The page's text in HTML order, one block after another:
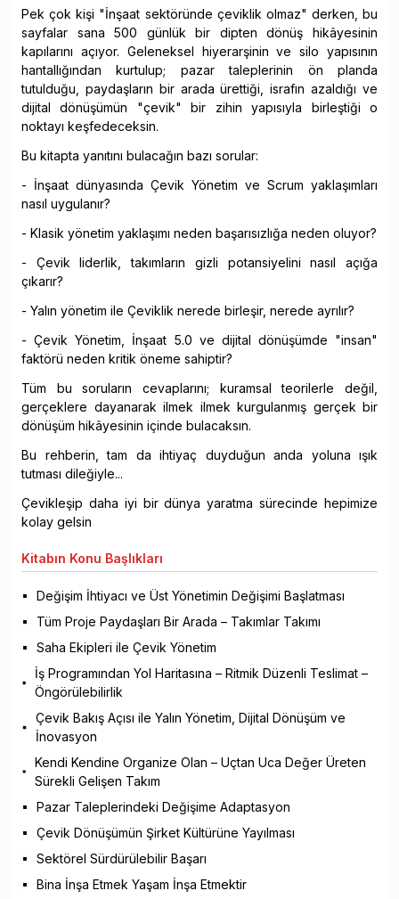
Pek çok kişi "İnşaat sektöründe çeviklik olmaz" derken, bu
sayfalar sana 500 günlük bir dipten dönüş hikâyesinin
kapılarını açıyor. Geleneksel hiyerarşinin ve silo yapısının
hantallığından kurtulup; pazar taleplerinin ön planda
tutulduğu, paydaşların bir arada ürettiği, israfın azaldığı ve
dijital dönüşümün "çevik" bir zihin yapısıyla birleştiği o
noktayı keşfedeceksin.
Bu kitapta yanıtını bulacağın bazı sorular:
- İnşaat dünyasında Çevik Yönetim ve Scrum yaklaşımları
nasıl uygulanır?
- Klasik yönetim yaklaşımı neden başarısızlığa neden oluyor?
- Çevik liderlik, takımların gizli potansiyelini nasıl açığa
çıkarır?
- Yalın yönetim ile Çeviklik nerede birleşir, nerede ayrılır?
- Çevik Yönetim, İnşaat 5.0 ve dijital dönüşümde "insan"
faktörü neden kritik öneme sahiptir?
Tüm bu soruların cevaplarını; kuramsal teorilerle değil,
gerçeklere dayanarak ilmek ilmek kurgulanmış gerçek bir
dönüşüm hikâyesinin içinde bulacaksın.
Bu rehberin, tam da ihtiyaç duyduğun anda yoluna ışık
tutması dileğiyle...
Çevikleşip daha iyi bir dünya yaratma sürecinde hepimize
kolay gelsin
Kitabın Konu Başlıkları
Değişim İhtiyacı ve Üst Yönetimin Değişimi Başlatması
Tüm Proje Paydaşları Bir Arada – Takımlar Takımı
Saha Ekipleri ile Çevik Yönetim
İş Programından Yol Haritasına – Ritmik Düzenli Teslimat –
Öngörülebilirlik
Çevik Bakış Açısı ile Yalın Yönetim, Dijital Dönüşüm ve
İnovasyon
Kendi Kendine Organize Olan – Uçtan Uca Değer Üreten
Sürekli Gelişen Takım
Pazar Taleplerindeki Değişime Adaptasyon
Çevik Dönüşümün Şirket Kültürüne Yayılması
Sektörel Sürdürülebilir Başarı
Bina İnşa Etmek Yaşam İnşa Etmektir